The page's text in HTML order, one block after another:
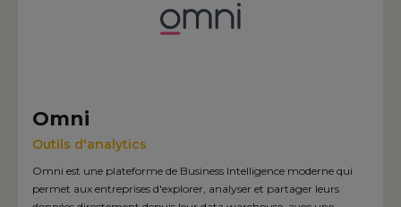
Omni
Outils d'analytics
Omni est une plateforme de Business Intelligence moderne qui
permet aux entreprises d'explorer, analyser et partager leurs